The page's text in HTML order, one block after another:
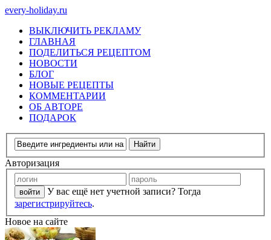
every-holiday.ru
ВЫКЛЮЧИТЬ РЕКЛАМУ
ГЛАВНАЯ
ПОДЕЛИТЬСЯ РЕЦЕПТОМ
НОВОСТИ
БЛОГ
НОВЫЕ РЕЦЕПТЫ
КОММЕНТАРИИ
ОБ АВТОРЕ
ПОДАРОК
Авторизация
У вас ещё нет учетной записи? Тогда
зарегистрируйтесь.
Новое на сайте